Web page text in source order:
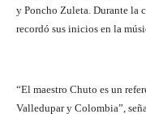
y Poncho Zuleta. Durante la
recordó sus inicios en la
“El maestro Chuto es un
Valledupar y Colombia”,